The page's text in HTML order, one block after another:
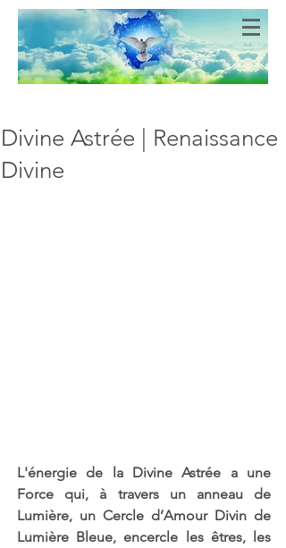
Bien-Aimés
COEURS DE LUMIERE
Divine Astrée | Renaissance
Divine
L'énergie de la Divine Astrée a une
Force qui, à travers un anneau de
Lumière, un Cercle d’Amour Divin de
Lumière Bleue, encercle les êtres, les